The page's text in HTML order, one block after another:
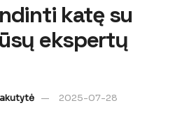
katę su
ekspertų
2025-07-28